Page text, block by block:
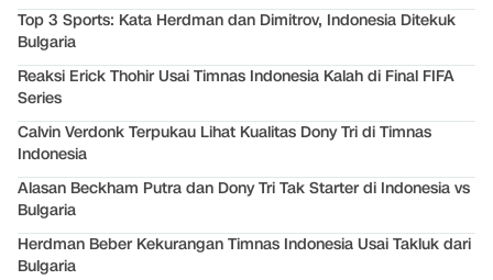
Top 3 Sports: Kata Herdman dan Dimitrov, Indonesia Ditekuk
Bulgaria
Reaksi Erick Thohir Usai Timnas Indonesia Kalah di Final FIFA
Series
Calvin Verdonk Terpukau Lihat Kualitas Dony Tri di Timnas
Indonesia
Alasan Beckham Putra dan Dony Tri Tak Starter di Indonesia vs
Bulgaria
Herdman Beber Kekurangan Timnas Indonesia Usai Takluk dari
Bulgaria